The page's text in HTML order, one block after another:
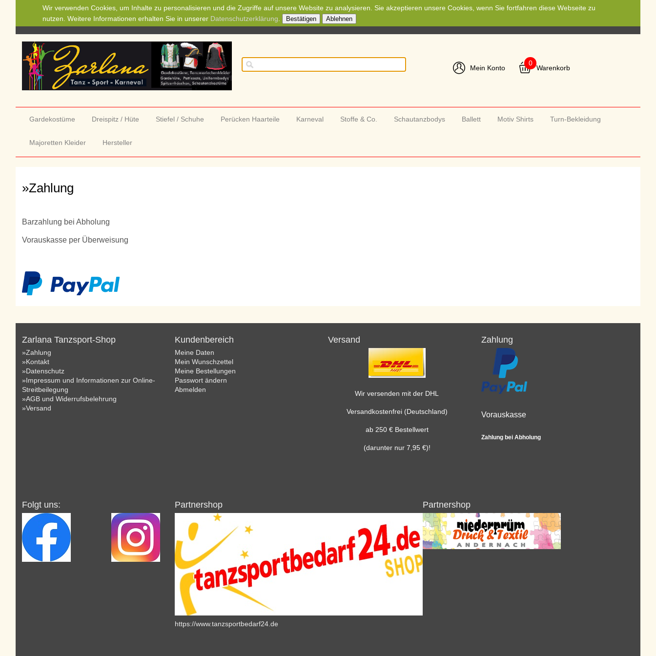
Wir verwenden Cookies, um Inhalte zu personalisieren und die Zugriffe auf unsere Website zu analysieren. Sie akzeptieren unsere Cookies, wenn Sie fortfahren diese Webseite zu
nutzen. Weitere Informationen erhalten Sie in unserer Datenschutzerklärung Bestätigen Ablehnen
Mein Konto
0
Warenkorb
Gardekostüme Dreispitz / Hüte Stiefel / Schuhe Perücken Haarteile Karneval Stoffe & Co. Schautanzbodys Ballett Motiv Shirts Turn-Bekleidung
Majoretten Kleider Hersteller
»Zahlung
Barzahlung bei Abholung
Vorauskasse per Überweisung
Zarlana Tanzsport-Shop
»Zahlung
»Kontakt
»Datenschutz
»Impressum und Informationen zur Online-
Streitbeilegung
»AGB und Widerrufsbelehrung
»Versand
Kundenbereich
Meine Daten
Mein Wunschzettel
Meine Bestellungen
Passwort ändern
Abmelden
Versand
Wir versenden mit der DHL
Versandkostenfrei (Deutschland)
ab 250 € Bestellwert
(darunter nur 7,95 €)!
Zahlung
Vorauskasse
Zahlung bei Abholung
Folgt uns: Partnershop
https://www.tanzsportbedarf24.de
Partnershop